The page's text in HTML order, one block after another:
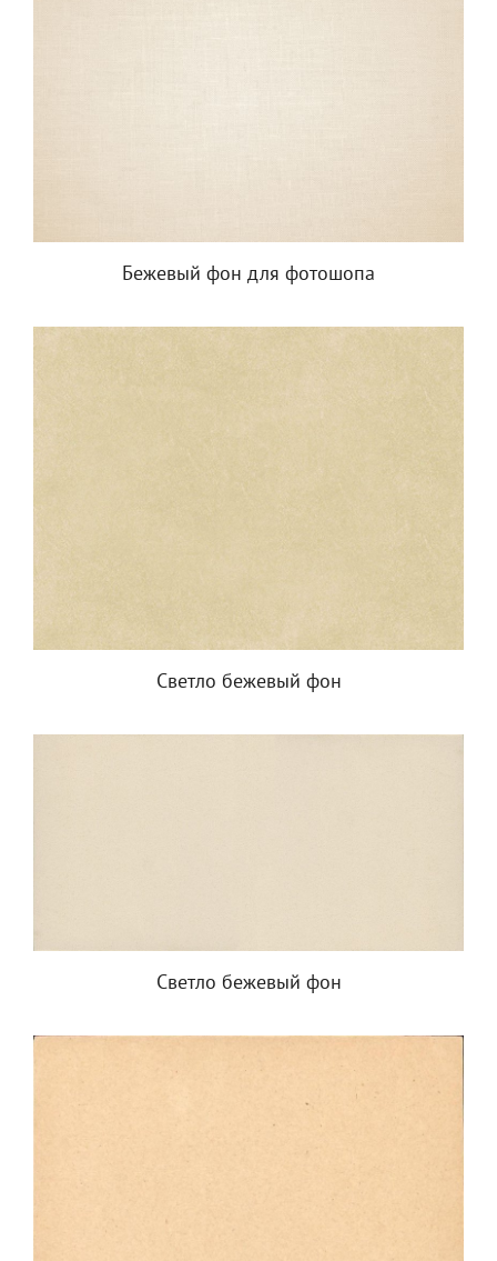
Бежевый фон для фотошопа
Светло бежевый фон
Светло бежевый фон